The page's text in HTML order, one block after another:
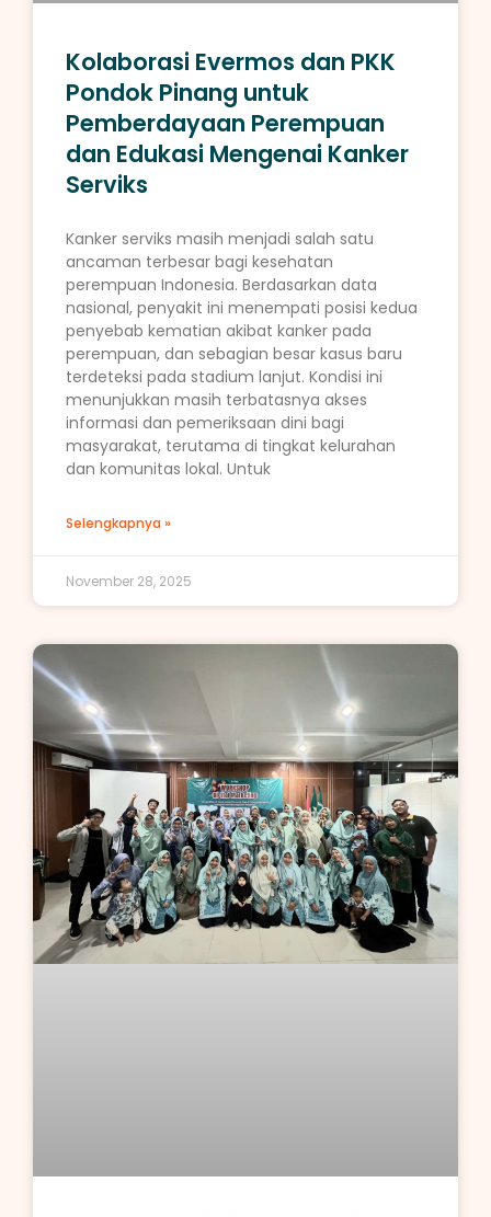
Kolaborasi Evermos dan PKK
Pondok Pinang untuk
Pemberdayaan Perempuan
dan Edukasi Mengenai Kanker
Serviks
Kanker serviks masih menjadi salah satu
ancaman terbesar bagi kesehatan
perempuan Indonesia. Berdasarkan data
nasional, penyakit ini menempati posisi kedua
penyebab kematian akibat kanker pada
perempuan, dan sebagian besar kasus baru
terdeteksi pada stadium lanjut. Kondisi ini
menunjukkan masih terbatasnya akses
informasi dan pemeriksaan dini bagi
masyarakat, terutama di tingkat kelurahan
dan komunitas lokal. Untuk
Selengkapnya »
November 28, 2025